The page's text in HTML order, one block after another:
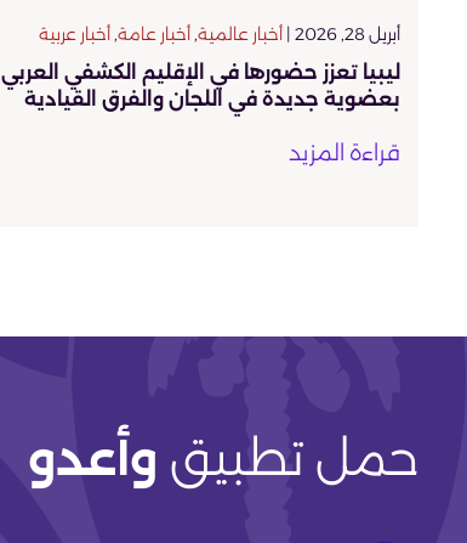
أبريل 28, 2026 | أخبار عالمية,أخبار عامة,أخبار عربية
ليبيا تعزز حضورها في الإقليم الكشفي العربي
بعضوية جديدة في اللجان والفرق القيادية
قراءة المزيد
حمل تطبيق وأعدو